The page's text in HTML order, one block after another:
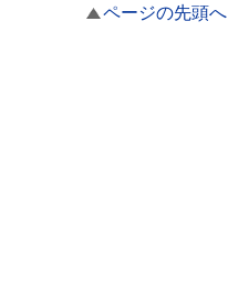
ページの先頭へ